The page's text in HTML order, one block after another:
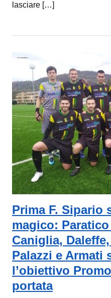
lasciare […]
Prima F. Sipario
magico:
Caniglia,
Palazzi e Armati
l’obiettivo
portata